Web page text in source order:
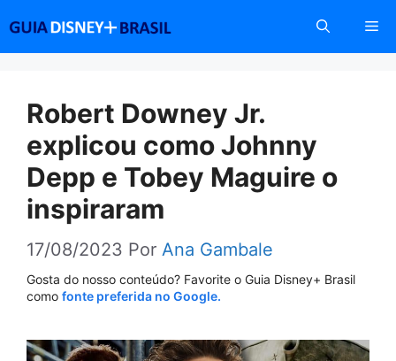
conteúdo
Robert Downey Jr.
explicou como Johnny
Depp e Tobey Maguire o
inspiraram
17/08/2023 Por Ana Gambale
Gosta do nosso conteúdo? Favorite o Guia Disney+ Brasil
como fonte preferida no Google.